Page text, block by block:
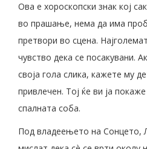
Ова е хороскопски знак кој
во прашање, нема да има
претвори во сцена.
чувство дека се посакувани.
своја гола слика, кажете му
привлечен. Тој ќе ви ја
спалната соба.
Под владеењето на Сонцето,